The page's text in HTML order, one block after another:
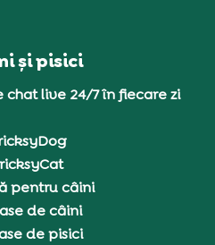
și pisici
live 24/7 în fiecare zi
pentru câini
de câini
de pisici